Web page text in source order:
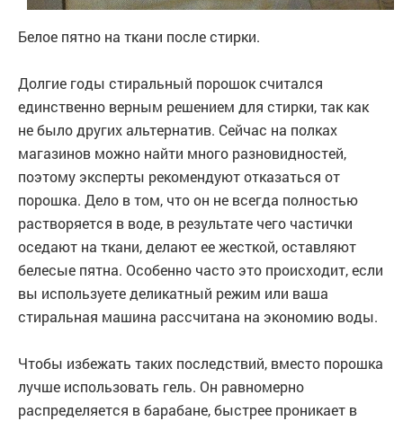
Белое пятно на ткани после стирки.
Долгие годы стиральный порошок считался
единственно верным решением для стирки, так как
не было других альтернатив. Сейчас на полках
магазинов можно найти много разновидностей,
поэтому эксперты рекомендуют отказаться от
порошка. Дело в том, что он не всегда полностью
растворяется в воде, в результате чего частички
оседают на ткани, делают ее жесткой, оставляют
белесые пятна. Особенно часто это происходит, если
вы используете деликатный режим или ваша
стиральная машина рассчитана на экономию воды.
Чтобы избежать таких последствий, вместо порошка
лучше использовать гель. Он равномерно
распределяется в барабане, быстрее проникает в